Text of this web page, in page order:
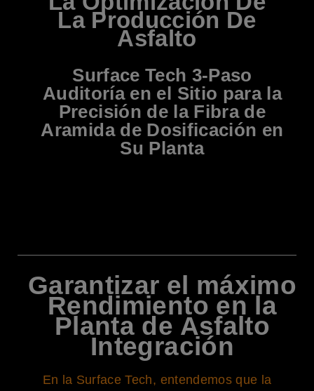
La Producción De
Asfalto
Surface Tech 3-Paso
Auditoría en el Sitio para la
Precisión de la Fibra de
Aramida de Dosificación en
Su Planta
Garantizar el máximo
Rendimiento en la
Planta de Asfalto
Integración
En la Surface Tech, entendemos que la